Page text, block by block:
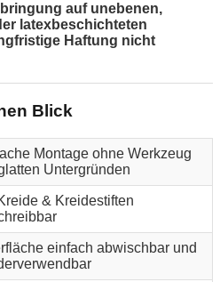
auf unebenen,
latexbeschichteten
Haftung nicht
Blick
Montage ohne Werkzeug
Untergründen
& Kreidestiften
einfach abwischbar und